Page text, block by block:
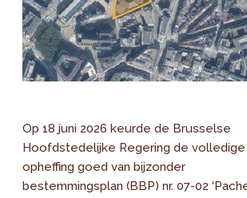
Op 18 juni 2026 keurde de Brusselse
Hoofdstedelijke Regering de volledige
opheffing goed van bijzonder
bestemmingsplan (BBP) nr. 07-02